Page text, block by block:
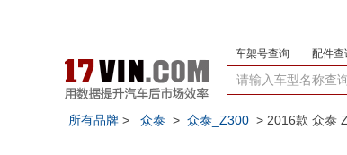
车架号查询 配件查
所有品牌 > 众泰 > 众泰_Z300 > 2016款 众泰